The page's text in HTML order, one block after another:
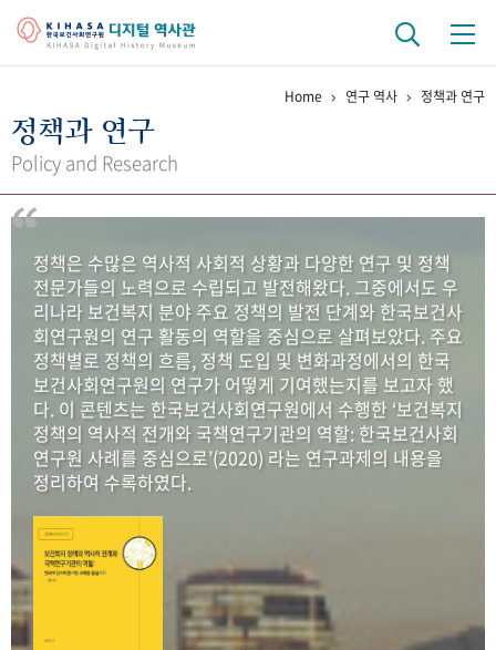
걸어온 길 기관 변천사
연구 역사
정책과 연구 키워드로 보는 연구 역사
연구자들
간행물 변천사
기록물 아카이브
사진 아카이브 문서 기록물 행정박물 영상 기록물
50+1주년 기념
성과 50선 숫자로 보는 50년
세계와 함께 한 KIHASA
VR 역사관
Home 연구 역사 정책과 연구
정책과 연구
Policy and Research
정책은 수많은 역사적 사회적 상황과 다양한 연구 및 정책
전문가들의 노력으로 수립되고 발전해왔다. 그중에서도 우
리나라 보건복지 분야 주요 정책의 발전 단계와 한국보건사
회연구원의 연구 활동의 역할을 중심으로 살펴보았다. 주요
정책별로 정책의 흐름, 정책 도입 및 변화과정에서의 한국
보건사회연구원의 연구가 어떻게 기여했는지를 보고자 했
다. 이 콘텐츠는 한국보건사회연구원에서 수행한 ‘보건복지
정책의 역사적 전개와 국책연구기관의 역할: 한국보건사회
연구원 사례를 중심으로’(2020) 라는 연구과제의 내용을
정리하여 수록하였다.